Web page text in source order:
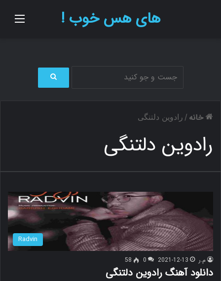
های هس خوب !
ج
ی
خانه / رادوین دلتنگی
رادوین دلتنگی
Radvin
م.ر 2021-12-13
0
58
دانلود آهنگ رادوین دلتنگی